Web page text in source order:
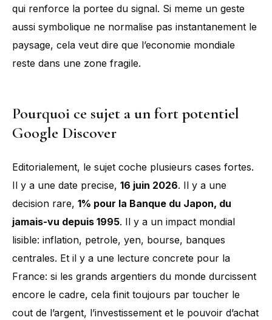
qui renforce la portee du signal. Si meme un geste
aussi symbolique ne normalise pas instantanement le
paysage, cela veut dire que l’economie mondiale
reste dans une zone fragile.
Pourquoi ce sujet a un fort potentiel
Google Discover
Editorialement, le sujet coche plusieurs cases fortes.
Il y a une date precise, 16 juin 2026. Il y a une
decision rare, 1% pour la Banque du Japon, du
jamais-vu depuis 1995. Il y a un impact mondial
lisible: inflation, petrole, yen, bourse, banques
centrales. Et il y a une lecture concrete pour la
France: si les grands argentiers du monde durcissent
encore le cadre, cela finit toujours par toucher le
cout de l’argent, l’investissement et le pouvoir d’achat